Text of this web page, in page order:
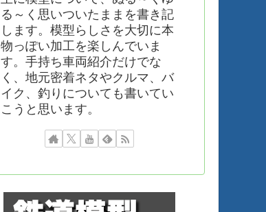
る～く思いついたままを書き記
します。模型らしさを大切に本
物っぽい加工を楽しんでいま
す。手持ち車両紹介だけでな
く、地元密着ネタやクルマ、バ
イク、釣りについても書いてい
こうと思います。